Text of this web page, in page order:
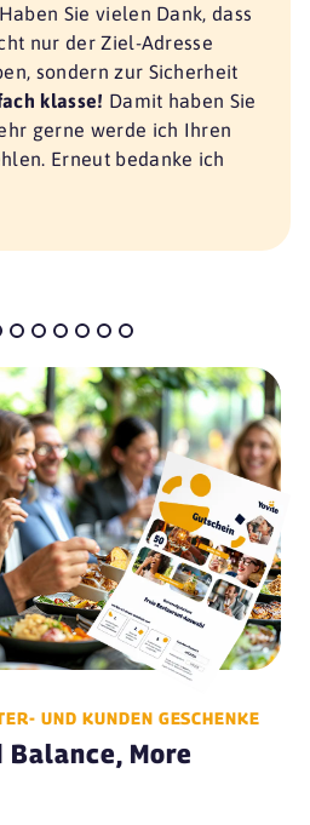
Sie vielen Dank, dass
nur der Ziel-Adresse
sondern zur Sicherheit
klasse! Damit haben Sie
gerne werde ich Ihren
Erneut bedanke ich
UND KUNDEN GESCHENKE
Balance, More